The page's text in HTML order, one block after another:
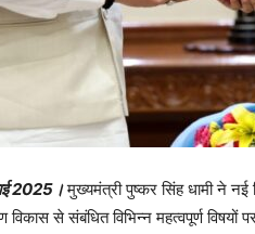
2025।मुख्यमंत्री पुष्कर सिंह धामी ने नई
विकास से संबंधित विभिन्न महत्वपूर्ण विषयों